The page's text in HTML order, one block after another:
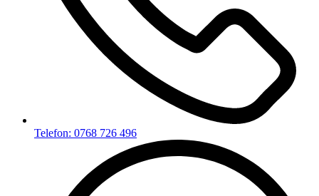
Telefon: 0768 726 496